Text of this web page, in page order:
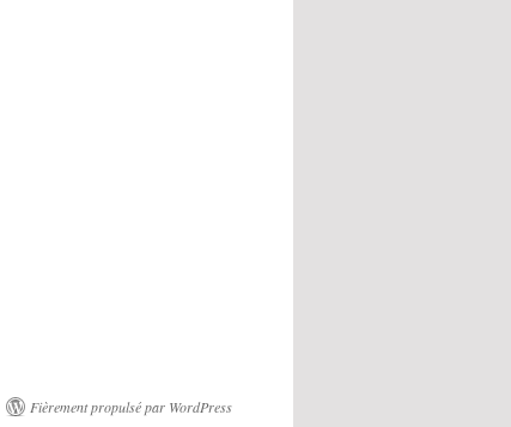
Fièrement propulsé par WordPress